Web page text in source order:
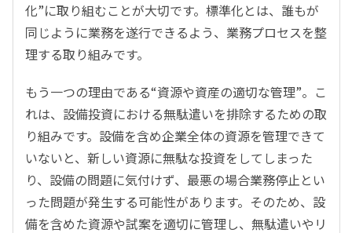
化”に取り組むことが大切です。標準化とは、誰もが
同じように業務を遂行できるよう、業務プロセスを整
理する取り組みです。
もう一つの理由である“資源や資産の適切な管理”。こ
れは、設備投資における無駄遣いを排除するための取
り組みです。設備を含め企業全体の資源を管理できて
いないと、新しい資源に無駄な投資をしてしまった
り、設備の問題に気付けず、最悪の場合業務停止とい
った問題が発生する可能性があります。そのため、設
備を含めた資源や試案を適切に管理し、無駄遣いやリ